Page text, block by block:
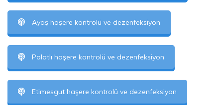
Ayaş haşere kontrolü ve dezenfeksiyon
Polatlı haşere kontrolü ve dezenfeksiyon
Etimesgut haşere kontrolü ve dezenfeksiyon